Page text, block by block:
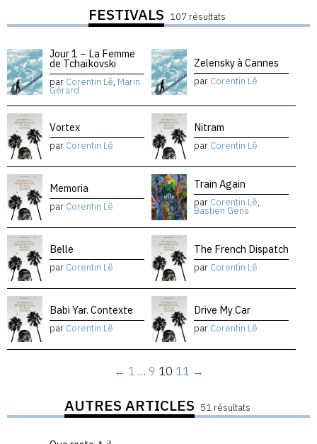
FESTIVALS 107 résultats
Jour 1 – La Femme
de Tchaïkovski
par Corentin Lê, Marin
Gérard
Zelensky à Cannes
par Corentin Lê
Vortex
par Corentin Lê
Nitram
par Corentin Lê
Memoria
par Corentin Lê
Train Again
par Corentin Lê,
Bastien Gens
Belle
par Corentin Lê
The French Dispatch
par Corentin Lê
Babi Yar. Contexte
par Corentin Lê
Drive My Car
par Corentin Lê
← 1 … 9 10 11 →
AUTRES ARTICLES 51 résultats